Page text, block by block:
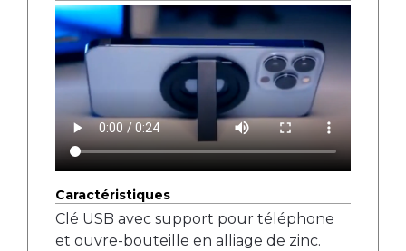
Caractéristiques
Clé USB avec support pour téléphone
et ouvre-bouteille en alliage de zinc.